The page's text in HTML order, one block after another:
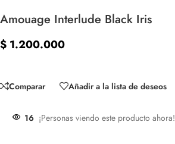
Amouage Interlude Black Iris
$ 1.200.000
Comparar
Añadir a la lista de deseos
16 ¡Personas viendo este producto ahora!